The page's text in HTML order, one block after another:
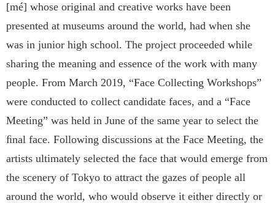
[mé] whose original and creative works have been
presented at museums around the world, had when she
was in junior high school. The project proceeded while
sharing the meaning and essence of the work with many
people. From March 2019, “Face Collecting Workshops”
were conducted to collect candidate faces, and a “Face
Meeting” was held in June of the same year to select the
ﬁnal face. Following discussions at the Face Meeting, the
artists ultimately selected the face that would emerge from
the scenery of Tokyo to attract the gazes of people all
around the world, who would observe it either directly or